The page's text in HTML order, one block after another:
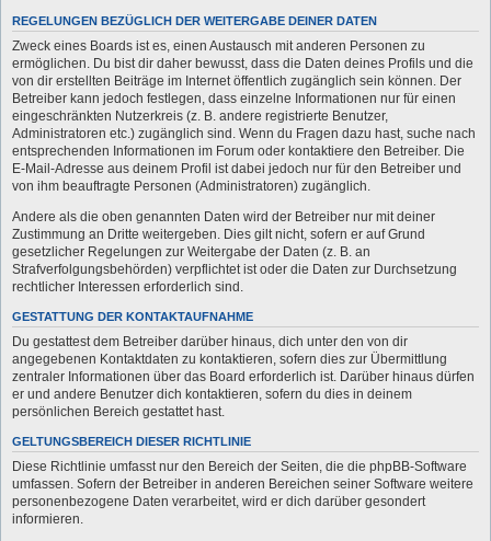
REGELUNGEN BEZÜGLICH DER WEITERGABE DEINER DATEN
Zweck eines Boards ist es, einen Austausch mit anderen Personen zu
ermöglichen. Du bist dir daher bewusst, dass die Daten deines Profils und die
von dir erstellten Beiträge im Internet öffentlich zugänglich sein können. Der
Betreiber kann jedoch festlegen, dass einzelne Informationen nur für einen
eingeschränkten Nutzerkreis (z. B. andere registrierte Benutzer,
Administratoren etc.) zugänglich sind. Wenn du Fragen dazu hast, suche nach
entsprechenden Informationen im Forum oder kontaktiere den Betreiber. Die
E-Mail-Adresse aus deinem Profil ist dabei jedoch nur für den Betreiber und
von ihm beauftragte Personen (Administratoren) zugänglich.
Andere als die oben genannten Daten wird der Betreiber nur mit deiner
Zustimmung an Dritte weitergeben. Dies gilt nicht, sofern er auf Grund
gesetzlicher Regelungen zur Weitergabe der Daten (z. B. an
Strafverfolgungsbehörden) verpflichtet ist oder die Daten zur Durchsetzung
rechtlicher Interessen erforderlich sind.
GESTATTUNG DER KONTAKTAUFNAHME
Du gestattest dem Betreiber darüber hinaus, dich unter den von dir
angegebenen Kontaktdaten zu kontaktieren, sofern dies zur Übermittlung
zentraler Informationen über das Board erforderlich ist. Darüber hinaus dürfen
er und andere Benutzer dich kontaktieren, sofern du dies in deinem
persönlichen Bereich gestattet hast.
GELTUNGSBEREICH DIESER RICHTLINIE
Diese Richtlinie umfasst nur den Bereich der Seiten, die die phpBB-Software
umfassen. Sofern der Betreiber in anderen Bereichen seiner Software weitere
personenbezogene Daten verarbeitet, wird er dich darüber gesondert
informieren.